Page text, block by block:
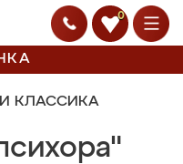
0
КЛАССИКА